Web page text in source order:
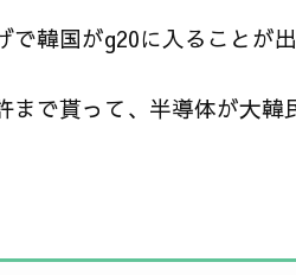
で韓国がg20に入ることが出
まで貰って、半導体が大韓